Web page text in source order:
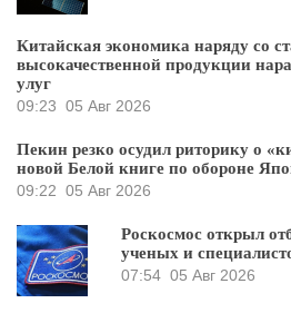
Китайская экономика наряду со
высокачественной продукции
улуг
09:23 05 Авг 2026
Пекин резко осудил риторику о
новой Белой книге по обороне
09:22 05 Авг 2026
Роскосмос открыл
ученых и
07:54 05 Авг 2026